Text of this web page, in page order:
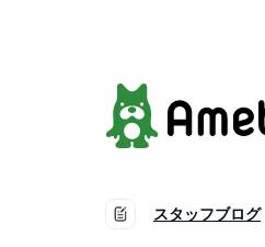
スタッフブログ